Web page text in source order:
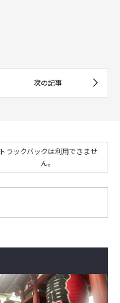
トラックバックは利用できませ
ん。